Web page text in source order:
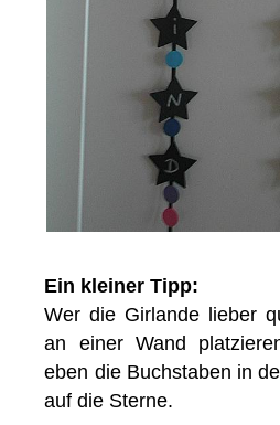
Ein kleiner Tipp:
Wer die Girlande lieber
an einer Wand
eben die Buchstaben in
auf die Sterne.